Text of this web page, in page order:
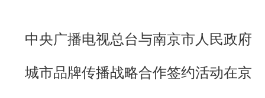
中央广播电视总台与南京市人民政府
城市品牌传播战略合作签约活动在京